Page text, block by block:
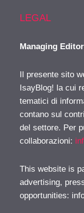
LEGAL
Managing Editor
Il presente sito
IsayBlog! la cui
tematici di
contano sul
del settore. Per
collaborazioni:
This website is
advertising,
opportunities: